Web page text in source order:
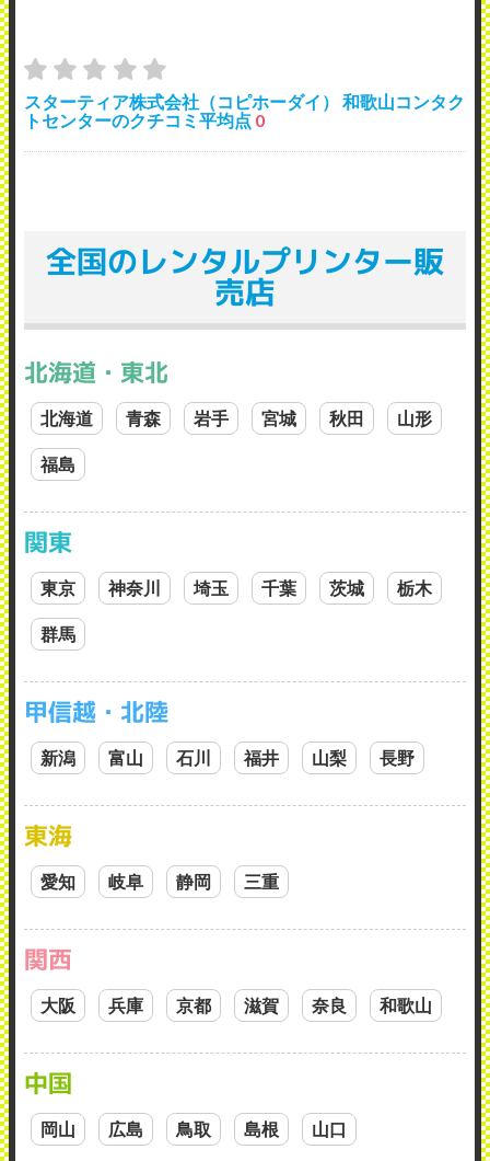
スターティア株式会社（コピホーダイ） 和歌山コンタク
トセンターのクチコミ平均点 0
全国のレンタルプリンター販
売店
北海道・東北
北海道 青森 岩手 宮城 秋田 山形
福島
関東
東京 神奈川 埼玉 千葉 茨城 栃木
群馬
甲信越・北陸
新潟 富山 石川 福井 山梨 長野
東海
愛知 岐阜 静岡 三重
関西
大阪 兵庫 京都 滋賀 奈良 和歌山
中国
岡山 広島 鳥取 島根 山口